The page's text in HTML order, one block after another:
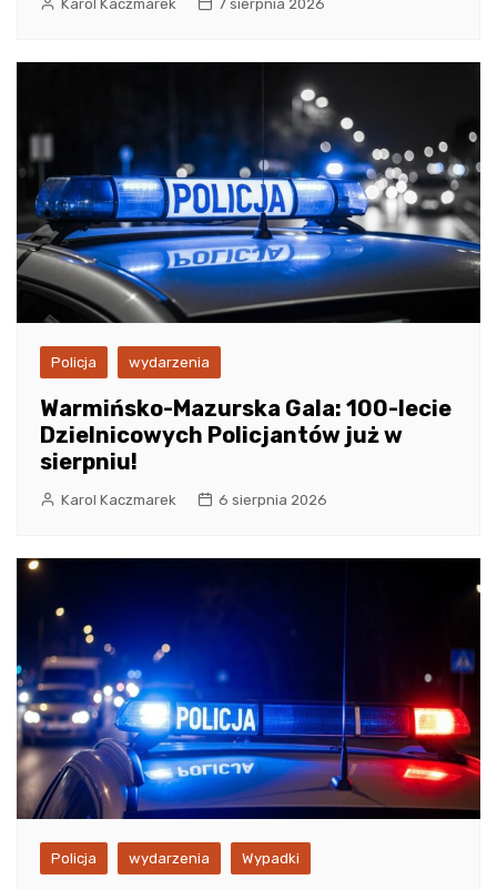
Karol Kaczmarek 7 sierpnia 2026
Policja wydarzenia
Warmińsko-Mazurska Gala: 100-lecie
Dzielnicowych Policjantów już w
sierpniu!
Karol Kaczmarek 6 sierpnia 2026
Policja wydarzenia Wypadki